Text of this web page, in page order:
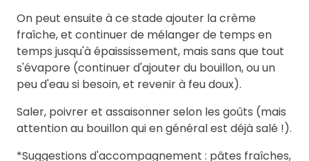
On peut ensuite à ce stade ajouter la crème
fraîche, et continuer de mélanger de temps en
temps jusqu'à épaississement, mais sans que tout
s'évapore (continuer d'ajouter du bouillon, ou un
peu d'eau si besoin, et revenir à feu doux).
Saler, poivrer et assaisonner selon les goûts (mais
attention au bouillon qui en général est déjà salé !).
*Suggestions d'accompagnement : pâtes fraîches,